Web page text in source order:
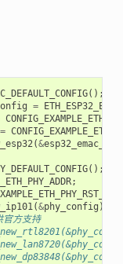
();
=
=
(&
();
;
(&phy_config );
方支持